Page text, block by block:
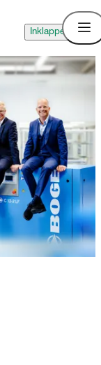
Inklappen